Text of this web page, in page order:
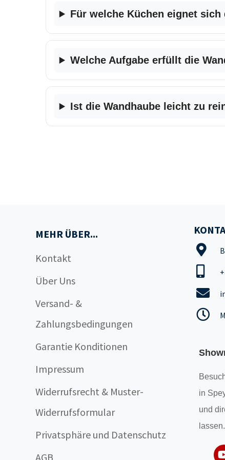
Für welche Küchen eignet sich
Welche Aufgabe erfüllt die
Ist die Wandhaube leicht zu
MEHR ÜBER...
Kontakt
Über Uns
Versand- &
Zahlungsbedingungen
Garantie Konditionen
Impressum
Widerrufsrecht & Muster-
Widerrufsformular
Privatsphäre und Datenschutz
AGB
in
und
lassen.